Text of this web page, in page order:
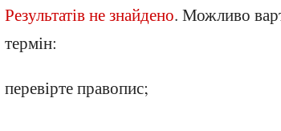
Результатів не знайдено. Можливо
термін:
перевірте правопис;